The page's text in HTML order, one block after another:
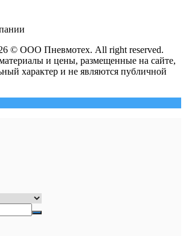
© ООО Пневмотех. All right reserved.
и цены, размещенные на сайте,
характер и не являются публичной